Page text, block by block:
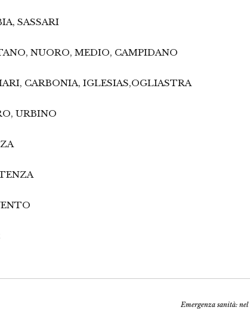
SASSARI
NUORO, MEDIO, CAMPIDANO
CARBONIA, IGLESIAS,OGLIASTRA
URBINO
Emergenza sanità: